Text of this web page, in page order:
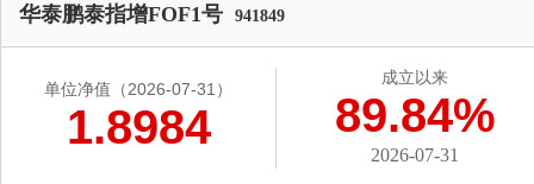
华泰鹏泰指增FOF1号 941849
单位净值 （2026-07-31）
1.8984
成立以来
89.84%
2026-07-31